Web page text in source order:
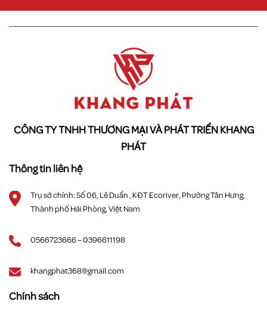
CÔNG TY TNHH THƯƠNG MẠI VÀ PHÁT TRIỂN KHANG
PHÁT
Thông tin liên hệ
Trụ sở chính: Số 06, Lê Duẩn , KĐT Ecoriver, Phường Tân Hưng,
Thành phố Hải Phòng, Việt Nam
0566723666 – 0396611198
khangphat368@gmail.com
Chính sách